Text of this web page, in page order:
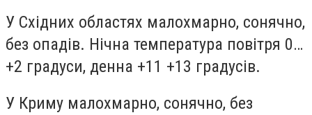
У Східних областях малохмарно, сонячно,
без опадів. Нічна температура повітря 0…
+2 градуси, денна +11 +13 градусів.
У Криму малохмарно, сонячно, без